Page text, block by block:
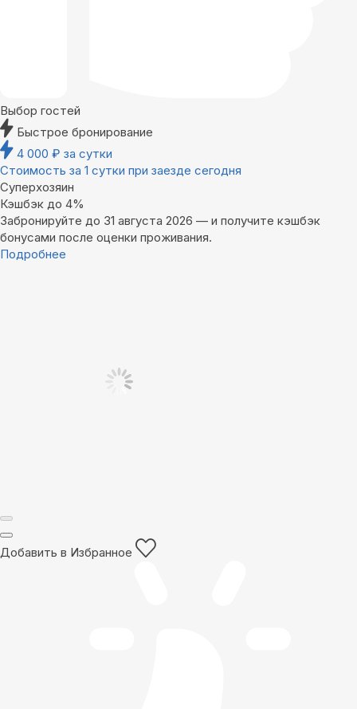
Выбор гостей
Быстрое бронирование
4 000 ₽ за сутки
Стоимость за 1 сутки при заезде сегодня
Суперхозяин
Кэшбэк до 4%
Забронируйте до 31 августа 2026 — и получите кэшбэк
бонусами после оценки проживания.
Подробнее
Добавить в Избранное